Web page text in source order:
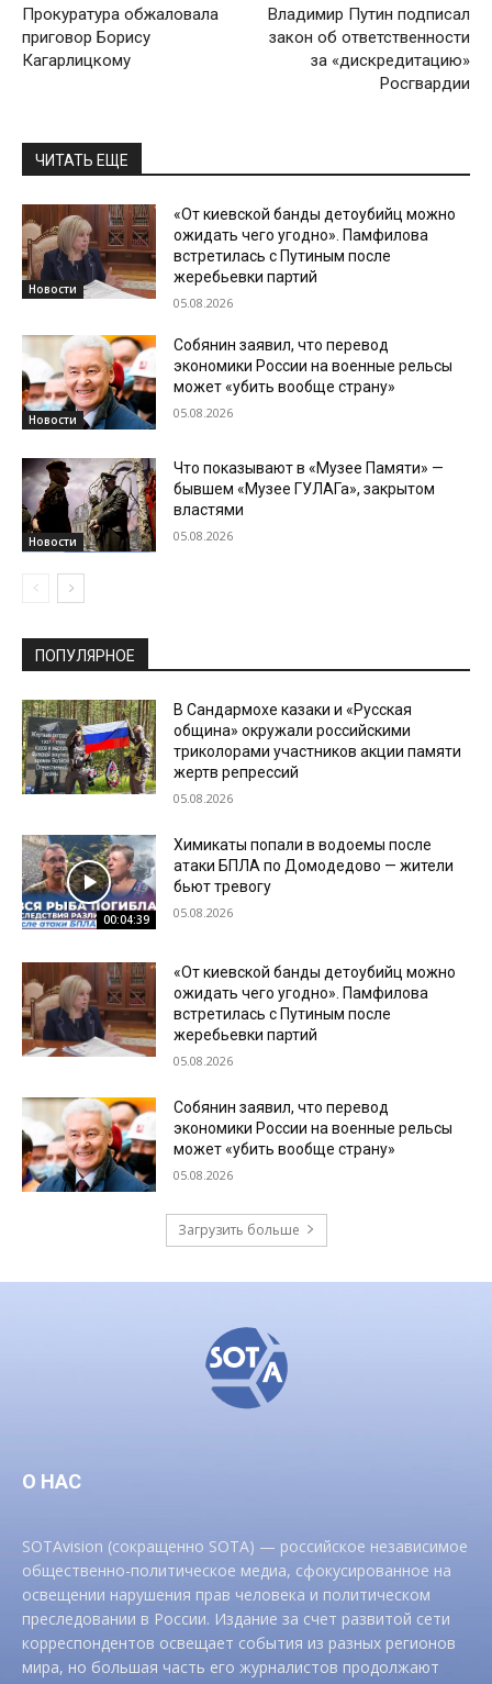
Прокуратура обжаловала
приговор Борису
Кагарлицкому
Владимир Путин подписал
закон об ответственности
за «дискредитацию»
Росгвардии
ЧИТАТЬ ЕЩЕ
Новости
«От киевской банды детоубийц можно
ожидать чего угодно». Памфилова
встретилась с Путиным после
жеребьевки партий
05.08.2026
Новости
Собянин заявил, что перевод
экономики России на военные рельсы
может «убить вообще страну»
05.08.2026
Новости
Что показывают в «Музее Памяти» —
бывшем «Музее ГУЛАГа», закрытом
властями
05.08.2026
ПОПУЛЯРНОЕ
В Сандармохе казаки и «Русская
община» окружали российскими
триколорами участников акции памяти
жертв репрессий
05.08.2026
00:04:39
Химикаты попали в водоемы после
атаки БПЛА по Домодедово — жители
бьют тревогу
05.08.2026
«От киевской банды детоубийц можно
ожидать чего угодно». Памфилова
встретилась с Путиным после
жеребьевки партий
05.08.2026
Собянин заявил, что перевод
экономики России на военные рельсы
может «убить вообще страну»
05.08.2026
Загрузить больше
О НАС
SOTAvision (сокращенно SOTA) — российское независимое
общественно-политическое медиа, сфокусированное на
освещении нарушения прав человека и политическом
преследовании в России. Издание за счет развитой сети
корреспондентов освещает события из разных регионов
мира, но большая часть его журналистов продолжают